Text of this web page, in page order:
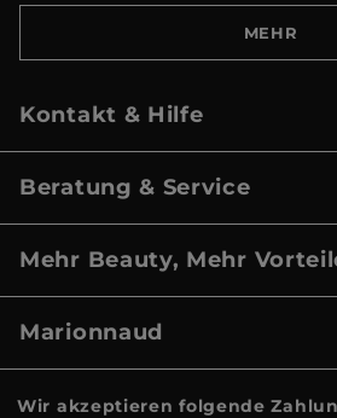
MEHR
Kontakt & Hilfe
Beratung & Service
Mehr Beauty, Mehr
Marionnaud
Wir akzeptieren folgende